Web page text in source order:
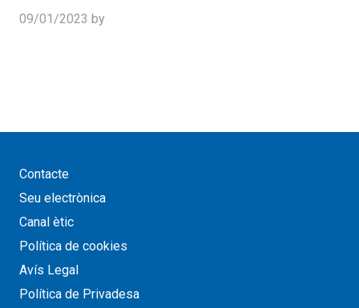
09/01/2023 by
Contacte
Seu electrònica
Canal ètic
Política de cookies
Avís Legal
Política de Privadesa